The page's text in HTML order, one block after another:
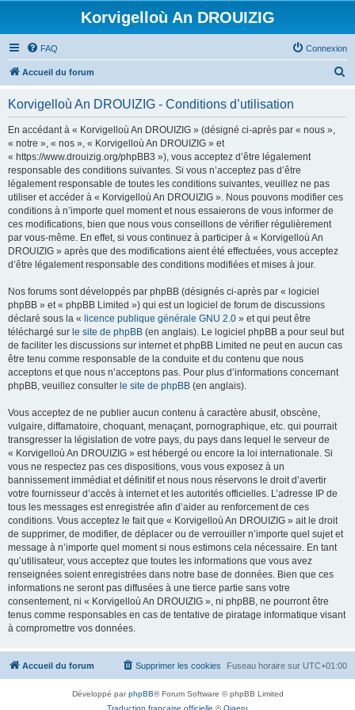
Korvigelloù An DROUIZIG
FAQ Connexion
Accueil du forum
Korvigelloù An DROUIZIG - Conditions d’utilisation
En accédant à « Korvigelloù An DROUIZIG » (désigné ci-après par « nous »,
« notre », « nos », « Korvigelloù An DROUIZIG » et
« https://www.drouizig.org/phpBB3 »), vous acceptez d’être légalement
responsable des conditions suivantes. Si vous n’acceptez pas d’être
légalement responsable de toutes les conditions suivantes, veuillez ne pas
utiliser et accéder à « Korvigelloù An DROUIZIG ». Nous pouvons modifier ces
conditions à n’importe quel moment et nous essaierons de vous informer de
ces modifications, bien que nous vous conseillons de vérifier régulièrement
par vous-même. En effet, si vous continuez à participer à « Korvigelloù An
DROUIZIG » après que des modifications aient été effectuées, vous acceptez
d’être légalement responsable des conditions modifiées et mises à jour.
Nos forums sont développés par phpBB (désignés ci-après par « logiciel
phpBB » et « phpBB Limited ») qui est un logiciel de forum de discussions
déclaré sous la « licence publique générale GNU 2.0 » et qui peut être
téléchargé sur le site de phpBB (en anglais). Le logiciel phpBB a pour seul but
de faciliter les discussions sur internet et phpBB Limited ne peut en aucun cas
être tenu comme responsable de la conduite et du contenu que nous
acceptons et que nous n’acceptons pas. Pour plus d’informations concernant
phpBB, veuillez consulter le site de phpBB (en anglais).
Vous acceptez de ne publier aucun contenu à caractère abusif, obscène,
vulgaire, diffamatoire, choquant, menaçant, pornographique, etc. qui pourrait
transgresser la législation de votre pays, du pays dans lequel le serveur de
« Korvigelloù An DROUIZIG » est hébergé ou encore la loi internationale. Si
vous ne respectez pas ces dispositions, vous vous exposez à un
bannissement immédiat et définitif et nous nous réservons le droit d’avertir
votre fournisseur d’accès à internet et les autorités officielles. L’adresse IP de
tous les messages est enregistrée afin d’aider au renforcement de ces
conditions. Vous acceptez le fait que « Korvigelloù An DROUIZIG » ait le droit
de supprimer, de modifier, de déplacer ou de verrouiller n’importe quel sujet et
message à n’importe quel moment si nous estimons cela nécessaire. En tant
qu’utilisateur, vous acceptez que toutes les informations que vous avez
renseignées soient enregistrées dans notre base de données. Bien que ces
informations ne seront pas diffusées à une tierce partie sans votre
consentement, ni « Korvigelloù An DROUIZIG », ni phpBB, ne pourront être
tenus comme responsables en cas de tentative de piratage informatique visant
à compromettre vos données.
Accueil du forum Fuseau horaire sur UTC+01:00
Supprimer les cookies
Développé parphpBB® Forum Software © phpBB Limited
Traduction française officielle ©Qiaeru